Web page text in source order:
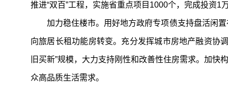
推进“双百”工程，实施省重点项目1000个，完成投资1
加力稳住楼市。用好地方政府专项债支持盘活闲置
向旅居长租功能房转变。充分发挥城市房地产融资协
旧买新”规模，大力支持刚性和改善性住房需求。加
众高品质生活需求。